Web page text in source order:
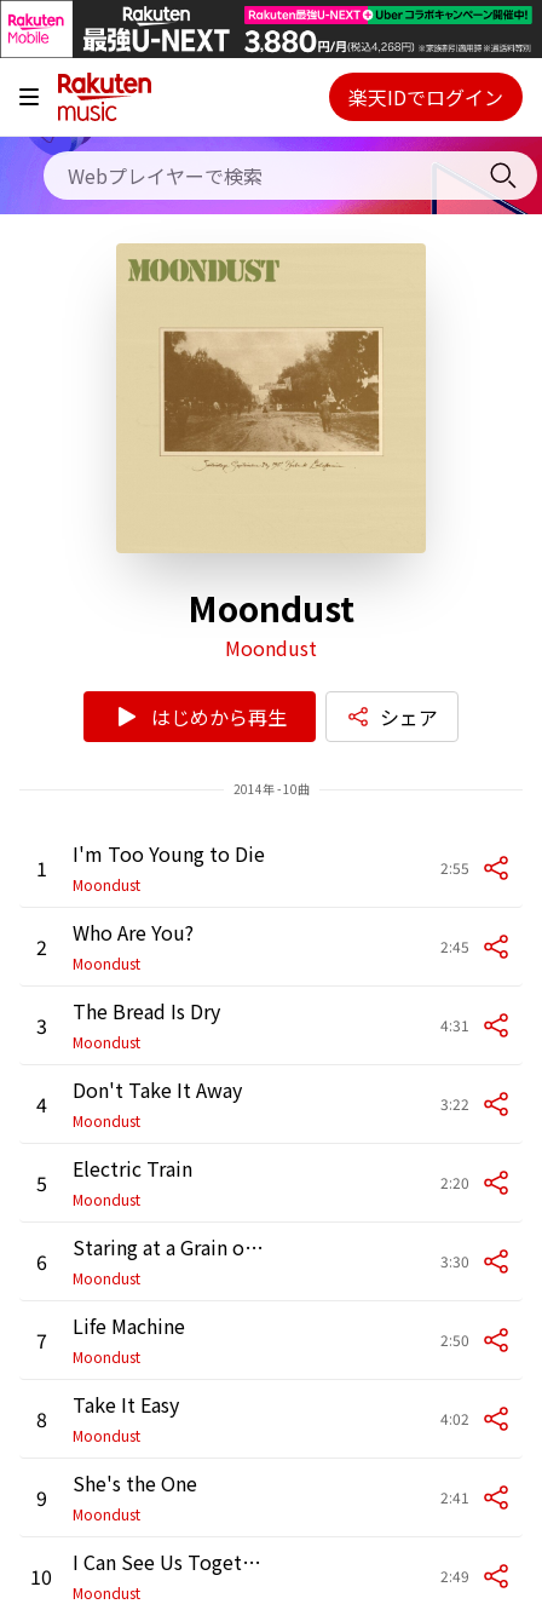
キャンペーン
料金プラン
使い方
Webプレイヤー
ご契約内容の確認・変更
楽天IDでログイン
Moondust
Moondust
はじめから再生 シェア
2014年 - 10曲
1 I'm Too Young to Die
Moondust
2:55
2 Who Are You?
Moondust
2:45
3 The Bread Is Dry
Moondust
4:31
4 Don't Take It Away
Moondust
3:22
5 Electric Train
Moondust
2:20
6 Staring at a Grain of Sand
Moondust
3:30
7 Life Machine
Moondust
2:50
8 Take It Easy
Moondust
4:02
9 She's the One
Moondust
2:41
10 I Can See Us Together
Moondust
2:49